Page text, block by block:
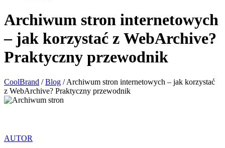
Archiwum stron internetowych
– jak korzystać z WebArchive?
Praktyczny przewodnik
CoolBrand /Blog /Archiwum stron internetowych – jak korzystać
z WebArchive? Praktyczny przewodnik
AUTOR